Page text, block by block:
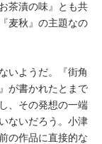
茶漬の味』とも共
麦秋』の主題なの
いようだ。『街角
が書かれたとまで
、その発想の一端
ないだろう。小津
の作品に直接的な